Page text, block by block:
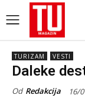
TURIZAM VESTI
Daleke
Od Redakcija 16/